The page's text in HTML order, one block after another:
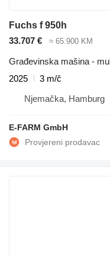
Fuchs f 950h
33.707 €
≈ 65.900 KM
Građevinska mašina -
2025
3 m/č
Njemačka, Hamburg
E-FARM GmbH